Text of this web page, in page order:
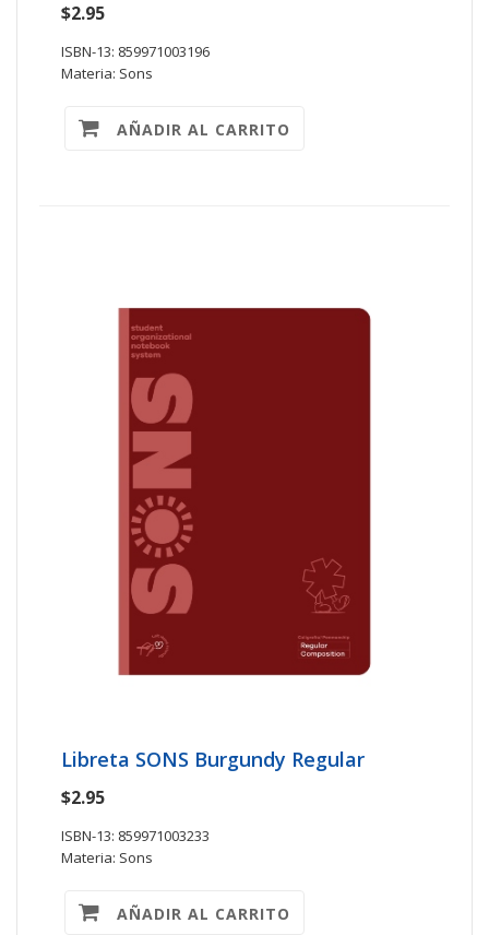
$2.95
ISBN-13: 859971003196
Materia: Sons
AÑADIR AL CARRITO
Libreta SONS Burgundy Regular
$2.95
ISBN-13: 859971003233
Materia: Sons
AÑADIR AL CARRITO